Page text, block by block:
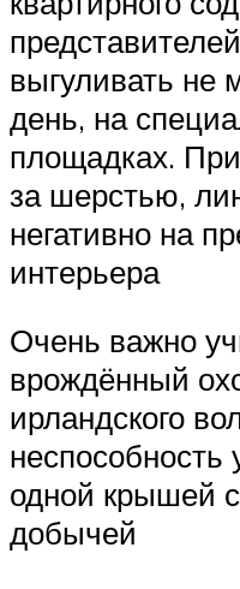
выгуливать не
день, на
площадках.
за шерстью,
негативно на
интерьера
Очень важно
врождённый
ирландского
неспособность
одной крышей
добычей